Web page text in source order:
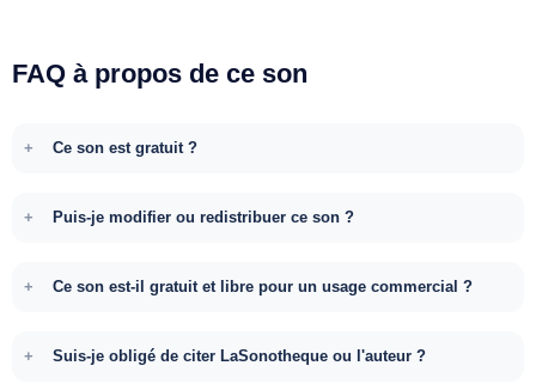
FAQ à propos de ce son
Ce son est gratuit ?
Puis-je modifier ou redistribuer ce son ?
Ce son est-il gratuit et libre pour un usage commercial ?
Suis-je obligé de citer LaSonotheque ou l'auteur ?